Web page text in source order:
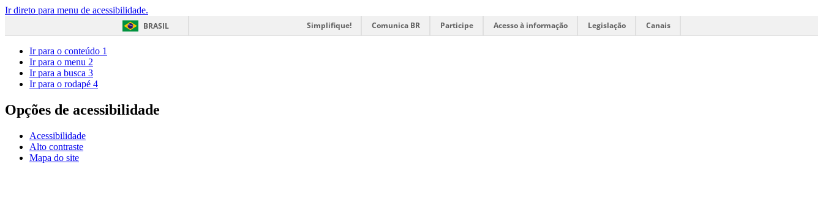
Ir direto para menu de acessibilidade.
BRASIL
Simplifique! Comunica BR Participe Acesso à informação Legislação Canais
Ir para o conteúdo 1
Ir para o menu 2
Ir para a busca 3
Ir para o rodapé 4
Opções de acessibilidade
Acessibilidade
Alto contraste
Mapa do site